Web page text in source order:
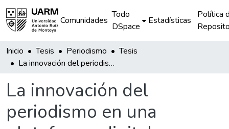
Comunidades
Todo
DSpace
Estadísticas
Política
Inicio Tesis Periodismo
Tesis
La innovación del periodismo en una plataforma digital e impresa, gratuita y comunitaria en la construcción de la ciudadanía y democracia en un contexto de concentración de medios: el caso Wayka
La innovación del
periodismo en una